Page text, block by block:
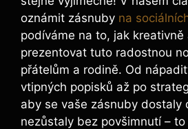
oznámit zásnuby na
podíváme na to, jak kreativně
prezentovat tuto radostnou
přátelům a rodině. Od
vtipných popisků až po
aby se vaše zásnuby dostaly
nezůstaly bez povšimnutí –